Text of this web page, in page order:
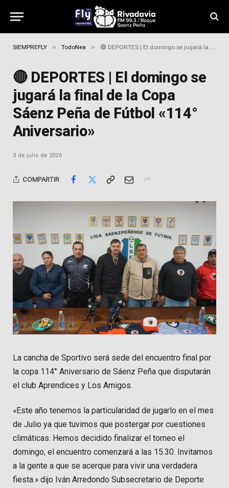
SIEMPREFLY » TodoNea » 🔴 DEPORTES | El domingo se jugará la final de la Copa Sáenz Peña de Fútbol «114° Aniversario»
🔴 DEPORTES | El domingo se
jugará la final de la Copa
Sáenz Peña de Fútbol «114°
Aniversario»
3 de julio de 2026
COMPARTIR
La cancha de Sportivo será sede del encuentro final por
la copa 114° Aniversario de Sáenz Peña que disputarán
el club Aprendices y Los Amigos.
«Este año tenemos la particularidad de jugarlo en el mes
de Julio ya que tuvimos que postergar por cuestiones
climáticas. Hemos decidido finalizar el torneo el
domingo, el encuentro comenzará a las 15.30. Invitamos
a la gente a que se acerque para vivir una verdadera
fiesta.» dijo Iván Arredondo Subsecretario de Deporte